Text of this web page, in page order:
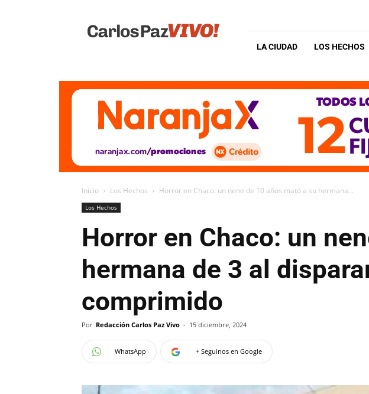
Vivo
LA CIUDAD LOS HECHOS
Inicio Los Hechos Horror en Chaco: un nene de 10 años mató a su hermana...
Los Hechos
Horror en Chaco: un
hermana de 3 al
comprimido
Por Redacción Carlos Paz Vivo - 15 diciembre, 2024
WhatsApp + Seguinos en Google